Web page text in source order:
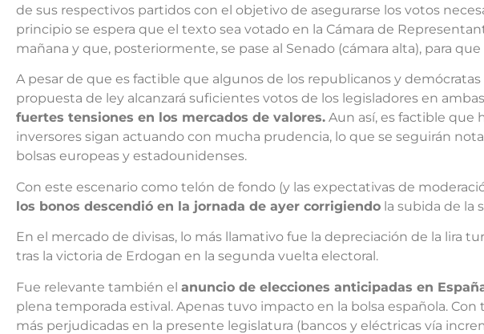
de sus respectivos partidos con el objetivo de asegurarse los votos
principio se espera que el texto sea votado en la Cámara de
mañana y que, posteriormente, se pase al Senado (cámara alta), para
A pesar de que es factible que algunos de los republicanos y
propuesta de ley alcanzará suficientes votos de los legisladores en
fuertes tensiones en los mercados de valores. Aun así, es factible que
inversores sigan actuando con mucha prudencia, lo que se seguirán
bolsas europeas y estadounidenses.
Con este escenario como telón de fondo (y las expectativas de
los bonos descendió en la jornada de ayer corrigiendo la subida de la
En el mercado de divisas, lo más llamativo fue la depreciación de la lira
tras la victoria de Erdogan en la segunda vuelta electoral.
Fue relevante también el anuncio de elecciones anticipadas en
plena temporada estival. Apenas tuvo impacto en la bolsa española.
más perjudicadas en la presente legislatura (bancos y eléctricas vía